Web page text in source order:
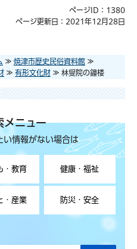
ページID：1380
ページ更新日：2021年12月28日
≫ 焼津市歴史民俗資料館 ≫
≫ 有形文化財 ≫ 林叟院の鐘楼
メニュー
い情報がない場合は
・教育 健康・福祉
・産業 防災・安全